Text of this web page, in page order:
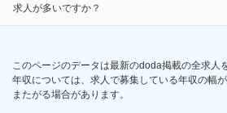
求人が多いですか？
このページのデータは最新のdoda掲載の全求人
年収については、求人で募集している年収の幅
またがる場合があります。